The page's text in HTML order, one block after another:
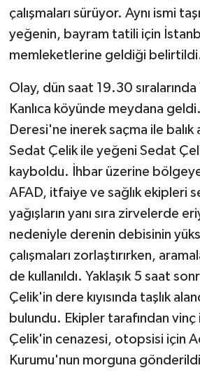
çalışmaları sürüyor. Aynı ismi
yeğenin, bayram tatili için
memleketlerine geldiği
Olay, dün saat 19.30 sıralarında
Kanlıca köyünde meydana
Deresi'ne inerek saçma ile
Sedat Çelik ile yeğeni Sedat
kayboldu. İhbar üzerine
AFAD, itfaiye ve sağlık ekipleri
yağışların yanı sıra zirvelerde
nedeniyle derenin debisinin
çalışmaları zorlaştırırken,
de kullanıldı. Yaklaşık 5 saat
Çelik'in dere kıyısında taşlık
bulundu. Ekipler tarafından vinç
Çelik'in cenazesi, otopsisi için
Kurumu'nun morguna
Son Dakika
Yaşam
Yerel
AboneHaber Özel